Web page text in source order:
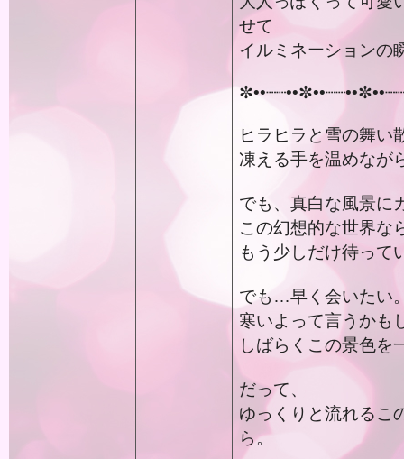
せて
イルミネーションの
ヒラヒラと雪の舞い
凍える手を温めなが
でも、真白な風景に
この幻想的な世界な
もう少しだけ待って
でも…早く会いたい
寒いよって言うかも
しばらくこの景色を
だって、
ゆっくりと流れるこ
ら。